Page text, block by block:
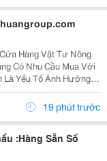
Hàng Vật Tư Nông
Có Nhu Cầu Mua Với
Yếu Tố Ảnh Hưởng
Tuy Nhiên, Một
Lại Ở Mức Giá19 phút trước
:Hàng Sẵn Số